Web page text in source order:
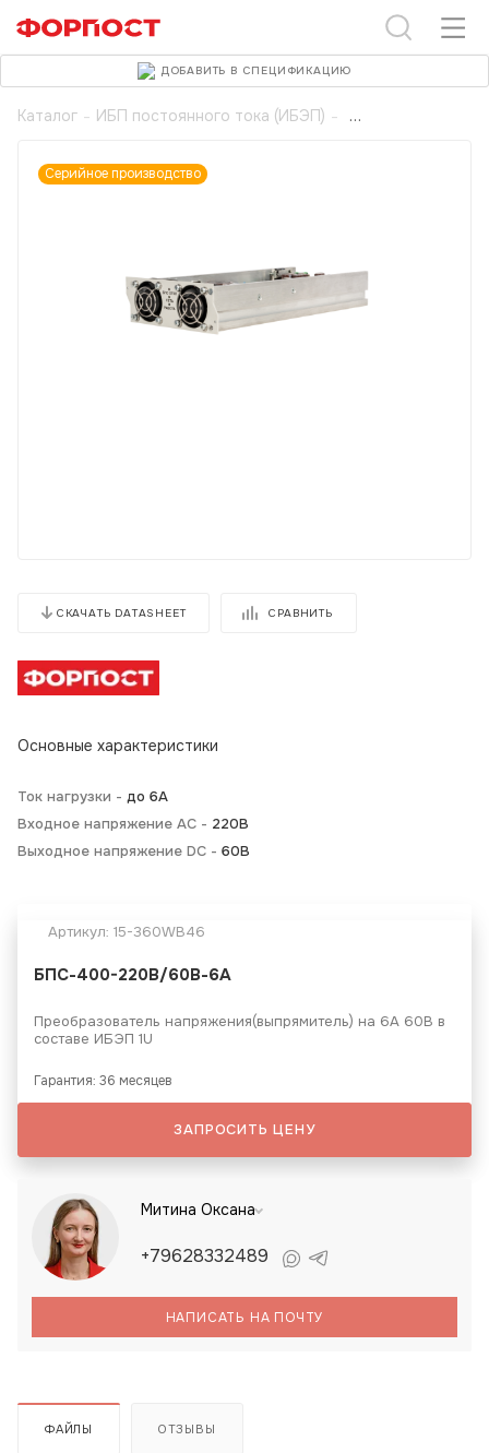
Каталог - ИБП постоянного тока (ИБЭП) -
Серийное производство
СКАЧАТЬ DATASHEET СРАВНИТЬ
Основные характеристики
Ток нагрузки - до 6А
Входное напряжение AC - 220В
Выходное напряжение DC - 60В
Артикул: 15-360WB46
БПС-400-220В/60В-6A
Преобразователь напряжения(выпрямитель) на 6А 60В в
составе ИБЭП 1U
Гарантия: 36 месяцев
ДОБАВИТЬ В СПЕЦИФИКАЦИЮ
ЗАПРОСИТЬ ЦЕНУ
Митина Оксана
+79628332489
НАПИСАТЬ НА ПОЧТУ
ФАЙЛЫ ОТЗЫВЫ